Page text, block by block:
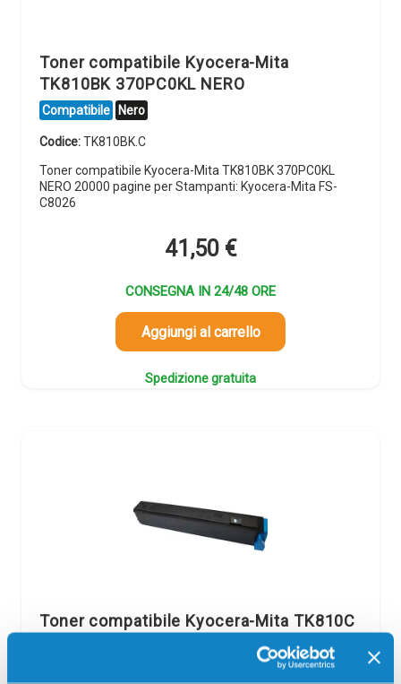
Toner compatibile Kyocera-Mita
TK810BK 370PC0KL NERO
Compatibile Nero
Codice:TK810BK.C
Toner compatibile Kyocera-Mita TK810BK 370PC0KL
NERO 20000 pagine per Stampanti: Kyocera-Mita FS-
C8026
41,50 €
CONSEGNA IN 24/48 ORE
Aggiungi al carrello
Spedizione gratuita
Toner compatibile Kyocera-Mita TK810C